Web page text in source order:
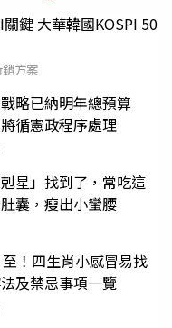
鍵 大華韓國KOSPI 50
方案
略已納明年總預算
循憲政程序處理
星」找到了，常吃這
囊，瘦出小蠻腰
！四生肖小感冒易找
及禁忌事項一覽